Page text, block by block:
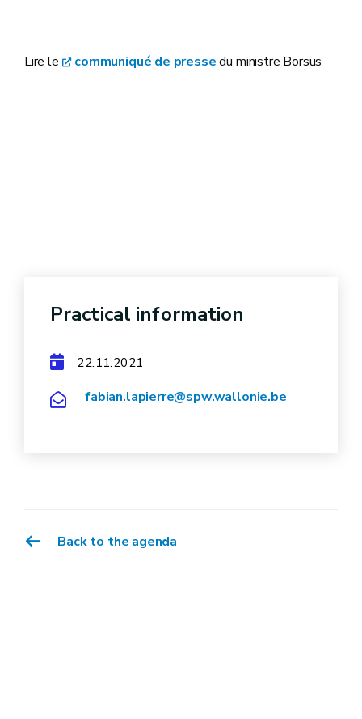
Lire le communiqué de pressedu ministre Borsus
Back to the agenda
Practical information
22.11.2021
fabian.lapierre@spw.wallonie.be